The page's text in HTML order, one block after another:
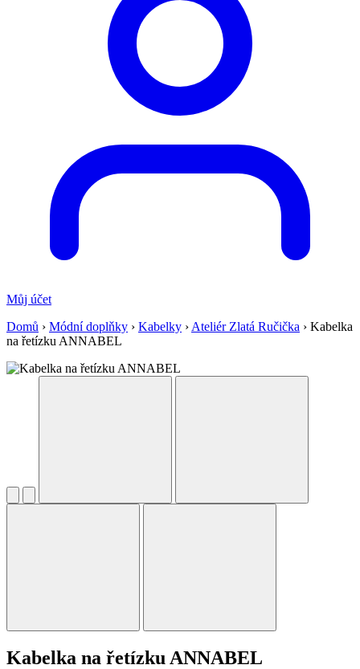
Můj účet
Domů › Módní doplňky › Kabelky › Ateliér Zlatá Ručička › Kabelka
na řetízku ANNABEL
Kabelka na řetízku ANNABEL